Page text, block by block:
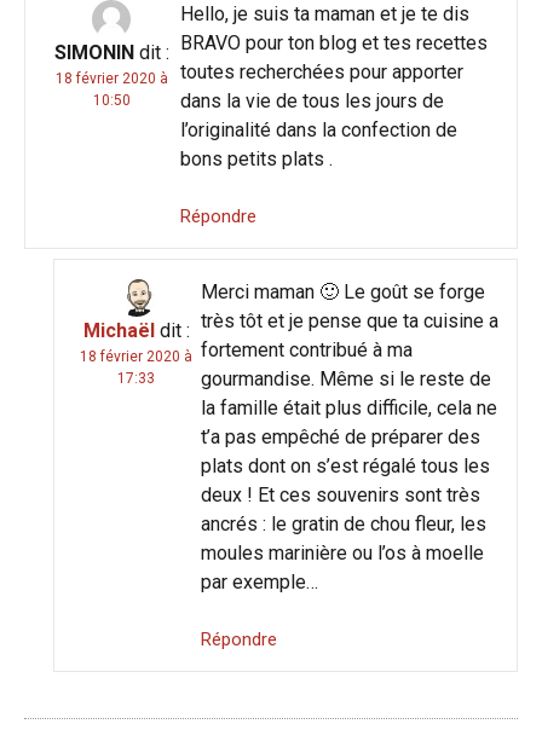
SIMONIN dit :
18 février 2020 à
10:50
Hello, je suis ta maman et je te dis
BRAVO pour ton blog et tes recettes
toutes recherchées pour apporter
dans la vie de tous les jours de
l’originalité dans la confection de
bons petits plats .
Répondre
Michaël dit :
18 février 2020 à
17:33
Merci maman 🙂 Le goût se forge
très tôt et je pense que ta cuisine a
fortement contribué à ma
gourmandise. Même si le reste de
la famille était plus difficile, cela ne
t’a pas empêché de préparer des
plats dont on s’est régalé tous les
deux ! Et ces souvenirs sont très
ancrés : le gratin de chou fleur, les
moules marinière ou l’os à moelle
par exemple…
Répondre